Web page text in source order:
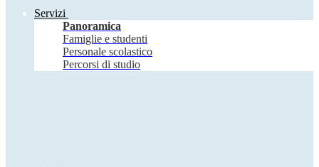
Servizi
Panoramica
Famiglie e studenti
Personale scolastico
Percorsi di studio